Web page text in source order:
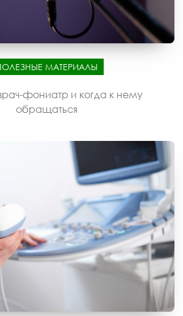
МАТЕРИАЛЫ
фониатр и когда к нему
обращаться